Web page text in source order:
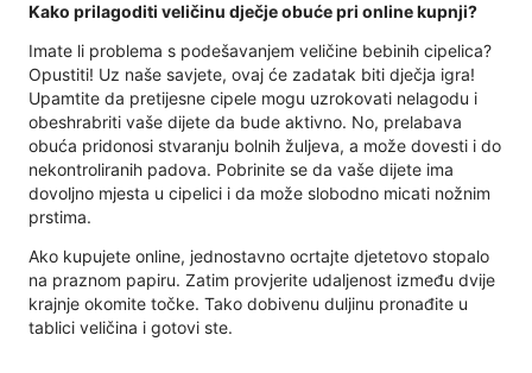
Kako prilagoditi veličinu dječje obuće pri online kupnji?
Imate li problema s podešavanjem veličine bebinih cipelica?
Opustiti! Uz naše savjete, ovaj će zadatak biti dječja igra!
Upamtite da pretijesne cipele mogu uzrokovati nelagodu i
obeshrabriti vaše dijete da bude aktivno. No, prelabava
obuća pridonosi stvaranju bolnih žuljeva, a može dovesti i do
nekontroliranih padova. Pobrinite se da vaše dijete ima
dovoljno mjesta u cipelici i da može slobodno micati nožnim
prstima.
Ako kupujete online, jednostavno ocrtajte djetetovo stopalo
na praznom papiru. Zatim provjerite udaljenost između dvije
krajnje okomite točke. Tako dobivenu duljinu pronađite u
tablici veličina i gotovi ste.